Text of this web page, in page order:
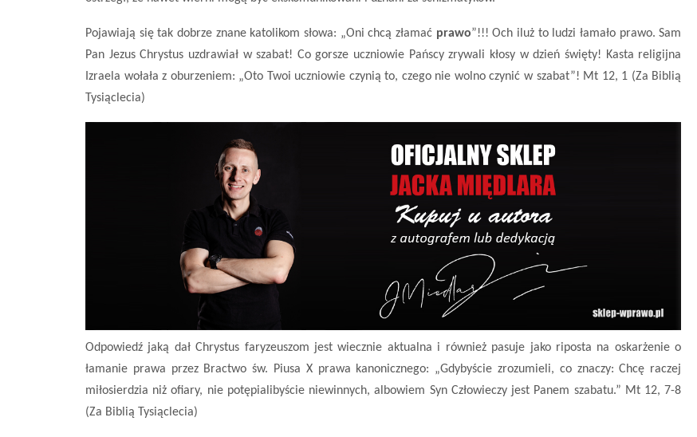
Pojawiają się tak dobrze znane katolikom słowa: „Oni chcą złamaćprawo”!!! Och iluż to ludzi łamało prawo. Sam
Pan Jezus Chrystus uzdrawiał w szabat! Co gorsze uczniowie Pańscy zrywali kłosy w dzień święty! Kasta religijna
Izraela wołała z oburzeniem: „Oto Twoi uczniowie czynią to, czego nie wolno czynić w szabat”! Mt 12, 1 (Za Biblią
Tysiąclecia)
Odpowiedź jaką dał Chrystus faryzeuszom jest wiecznie aktualna i również pasuje jako riposta na oskarżenie o
łamanie prawa przez Bractwo św. Piusa X prawa kanonicznego: „Gdybyście zrozumieli, co znaczy: Chcę raczej
miłosierdzia niż ofiary, nie potępialibyście niewinnych, albowiem Syn Człowieczy jest Panem szabatu.” Mt 12, 7-8
(Za Biblią Tysiąclecia)